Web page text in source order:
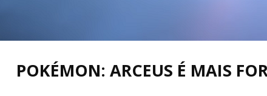
POKÉMON: ARCEUS É MAIS